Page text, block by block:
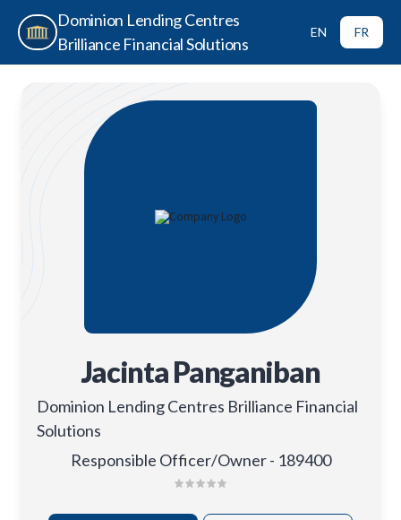
Dominion Lending Centres
Brilliance Financial Solutions
EN FR
Jacinta Panganiban
Dominion Lending Centres Brilliance Financial
Solutions
Responsible Officer/Owner - 189400